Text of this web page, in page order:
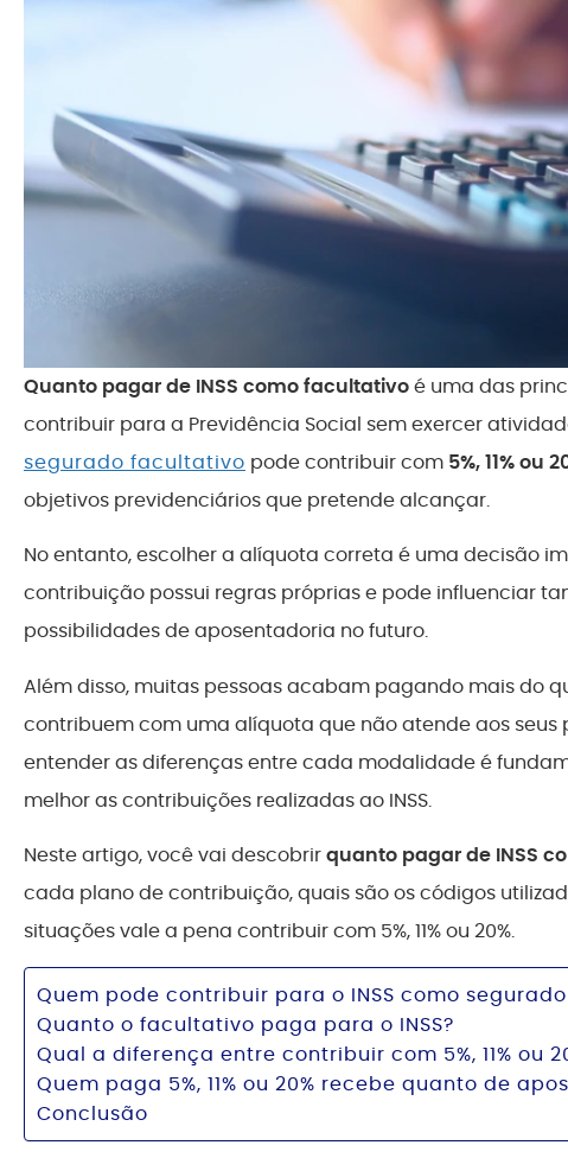
Quanto pagar de INSS como facultativoé uma das
contribuir para a Previdência Social sem exercer
segurado facultativo pode contribuir com 5%, 11% ou
objetivos previdenciários que pretende alcançar.
No entanto, escolher a alíquota correta é uma decisão
contribuição possui regras próprias e pode influenciar
possibilidades de aposentadoria no futuro.
Além disso, muitas pessoas acabam pagando mais do
contribuem com uma alíquota que não atende aos seus
entender as diferenças entre cada modalidade é
melhor as contribuições realizadas ao INSS.
Neste artigo, você vai descobrirquanto pagar de INSS
cada plano de contribuição, quais são os códigos
situações vale a pena contribuir com 5%, 11% ou 20%.
Quem pode contribuir para o INSS como
Quanto o facultativo paga para o INSS?
Qual a diferença entre contribuir com 5%, 11% ou
Quem paga 5%, 11% ou 20% recebe quanto de
Conclusão